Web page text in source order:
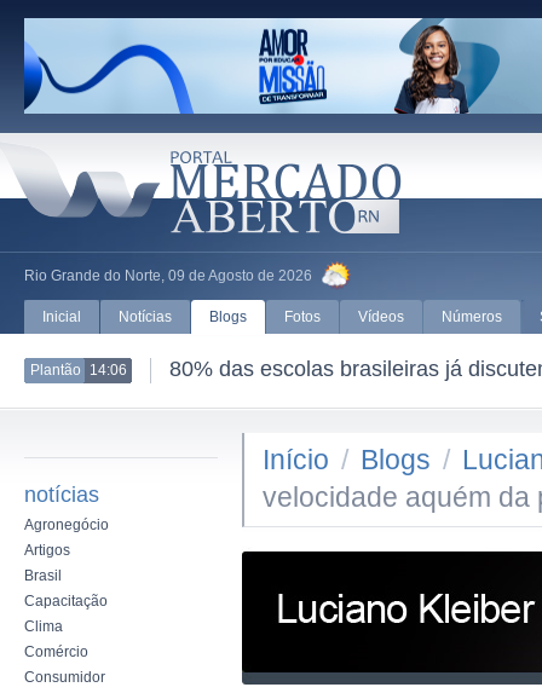
Rio Grande do Norte, 09 de Agosto de 2026
Inicial Notícias Blogs Fotos Vídeos Números
Plantão 14:06 80% das escolas brasileiras já
notícias
Agronegócio
Artigos
Brasil
Capacitação
Clima
Comércio
Consumidor
Início / Blogs /
velocidade aquém da